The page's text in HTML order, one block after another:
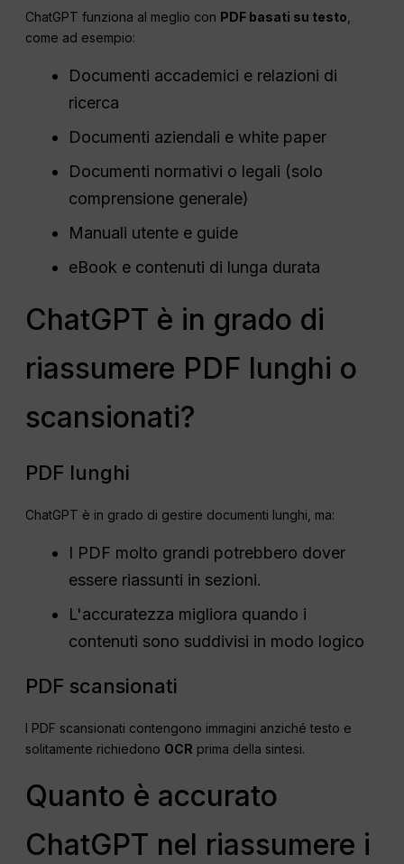
ChatGPT funziona al meglio con PDF basati su testo
come ad esempio:
Documenti accademici e relazioni di
ricerca
Documenti aziendali e white paper
Documenti normativi o legali (solo
comprensione generale)
Manuali utente e guide
eBook e contenuti di lunga durata
ChatGPT è in grado di
riassumere PDF lunghi o
scansionati?
PDF lunghi
ChatGPT è in grado di gestire documenti lunghi, ma:
I PDF molto grandi potrebbero dover
essere riassunti in sezioni.
L'accuratezza migliora quando i
contenuti sono suddivisi in modo logico
PDF scansionati
I PDF scansionati contengono immagini anziché testo e
solitamente richiedono OCR prima della sintesi.
Quanto è accurato
ChatGPT nel riassumere i